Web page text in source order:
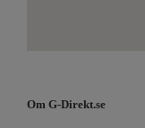
Om G-Direkt.se